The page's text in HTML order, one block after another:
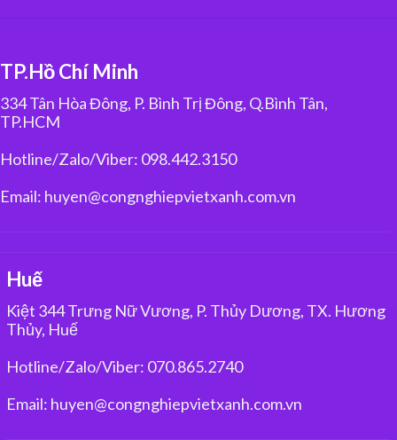
TP.Hồ Chí Minh
334 Tân Hòa Đông, P. Bình Trị Đông, Q.Bình Tân,
TP.HCM
Hotline/Zalo/Viber: 098.442.3150
Email: huyen@congnghiepvietxanh.com.vn
Huế
Kiệt 344 Trưng Nữ Vương, P. Thủy Dương, TX. Hương
Thủy, Huế
Hotline/Zalo/Viber: 070.865.2740
Email: huyen@congnghiepvietxanh.com.vn